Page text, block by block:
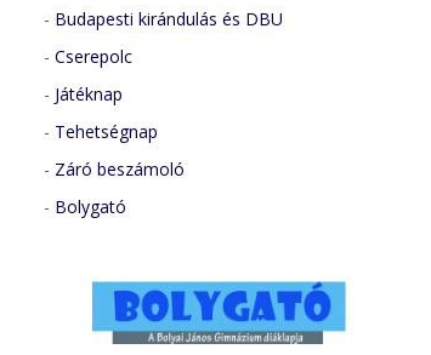
- Budapesti kirándulás és DBU
- Cserepolc
- Játéknap
- Tehetségnap
- Záró beszámoló
- Bolygató